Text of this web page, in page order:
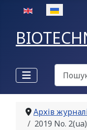
Оберіть свою мову
Пошук
Архів
2019 No. 2(ua)